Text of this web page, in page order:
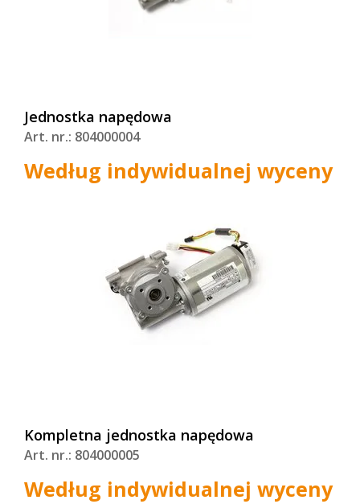
Jednostka napędowa
Art. nr.: 804000004
Według indywidualnej wyceny
Kompletna jednostka napędowa
Art. nr.: 804000005
Według indywidualnej wyceny